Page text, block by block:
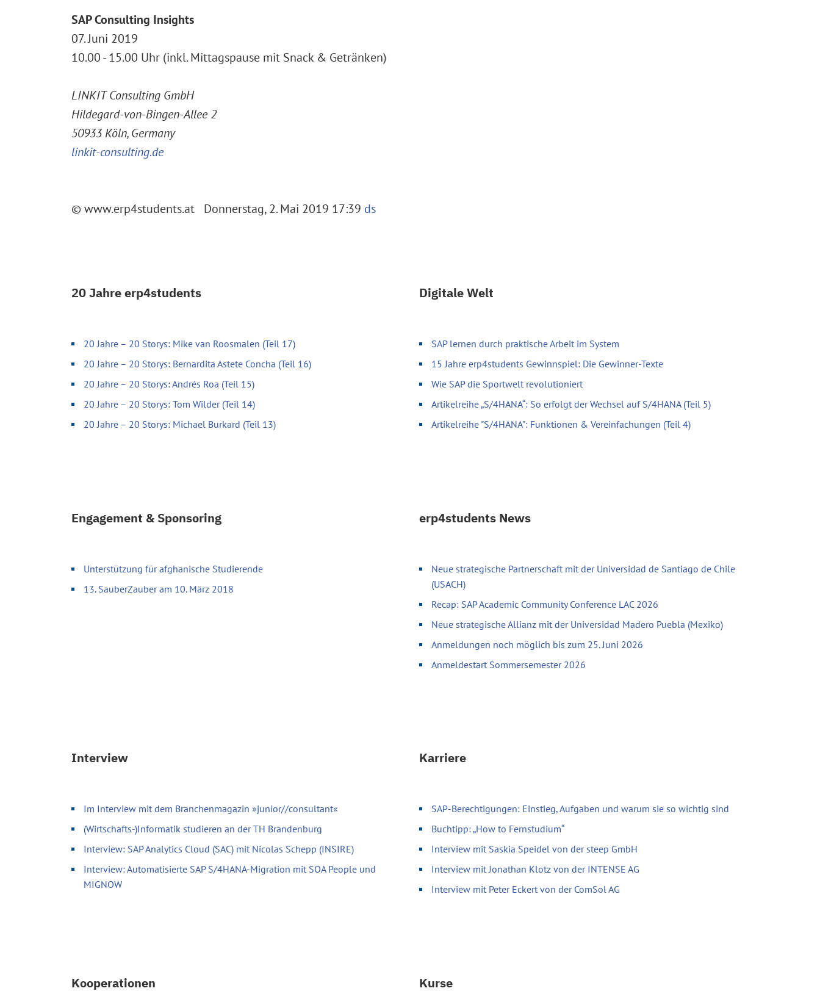
SAP Consulting Insights
07. Juni 2019
10.00 - 15.00 Uhr (inkl. Mittagspause mit Snack & Getränken)
LINKIT Consulting GmbH
Hildegard-von-Bingen-Allee 2
50933 Köln, Germany
linkit-consulting.de
© www.erp4students.at Donnerstag, 2. Mai 2019 17:39 ds
20 Jahre erp4students
20 Jahre – 20 Storys: Mike van Roosmalen (Teil 17)
20 Jahre – 20 Storys: Bernardita Astete Concha (Teil 16)
20 Jahre – 20 Storys: Andrés Roa (Teil 15)
20 Jahre – 20 Storys: Tom Wilder (Teil 14)
20 Jahre – 20 Storys: Michael Burkard (Teil 13)
Digitale Welt
SAP lernen durch praktische Arbeit im System
15 Jahre erp4students Gewinnspiel: Die Gewinner-Texte
Wie SAP die Sportwelt revolutioniert
Artikelreihe „S/4HANA“: So erfolgt der Wechsel auf S/4HANA (Teil 5)
Artikelreihe "S/4HANA": Funktionen & Vereinfachungen (Teil 4)
Engagement & Sponsoring
Unterstützung für afghanische Studierende
13. SauberZauber am 10. März 2018
erp4students News
Neue strategische Partnerschaft mit der Universidad de Santiago de Chile
(USACH)
Recap: SAP Academic Community Conference LAC 2026
Neue strategische Allianz mit der Universidad Madero Puebla (Mexiko)
Anmeldungen noch möglich bis zum 25. Juni 2026
Anmeldestart Sommersemester 2026
Interview
Im Interview mit dem Branchenmagazin »junior//consultant«
(Wirtschafts-)Informatik studieren an der TH Brandenburg
Interview: SAP Analytics Cloud (SAC) mit Nicolas Schepp (INSIRE)
Interview: Automatisierte SAP S/4HANA-Migration mit SOA People und
MIGNOW
Karriere
SAP-Berechtigungen: Einstieg, Aufgaben und warum sie so wichtig sind
Buchtipp: „How to Fernstudium“
Interview mit Saskia Speidel von der steep GmbH
Interview mit Jonathan Klotz von der INTENSE AG
Interview mit Peter Eckert von der ComSol AG
Kooperationen Kurse